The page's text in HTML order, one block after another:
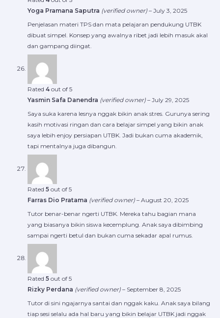
Yoga Pramana Saputra (verified owner) – July 3, 2025
Penjelasan materi TPS dan mata pelajaran pendukung UTBK
dibuat simpel. Konsep yang awalnya ribet jadi lebih masuk akal
dan gampang diingat.
Rated 4 out of 5
Yasmin Safa Danendra (verified owner) – July 29, 2025
Saya suka karena lesnya nggak bikin anak stres. Gurunya sering
kasih motivasi ringan dan cara belajar simpel yang bikin anak
saya lebih enjoy persiapan UTBK. Jadi bukan cuma akademik,
tapi mentalnya juga dibangun.
Rated 5 out of 5
Farras Dio Pratama (verified owner) – August 20, 2025
Tutor benar-benar ngerti UTBK. Mereka tahu bagian mana
yang biasanya bikin siswa kecemplung. Anak saya dibimbing
sampai ngerti betul dan bukan cuma sekadar apal rumus.
Rated 5 out of 5
Rizky Perdana (verified owner) – September 8, 2025
Tutor di sini ngajarnya santai dan nggak kaku. Anak saya bilang
tiap sesi selalu ada hal baru yang bikin belajar UTBK jadi nggak